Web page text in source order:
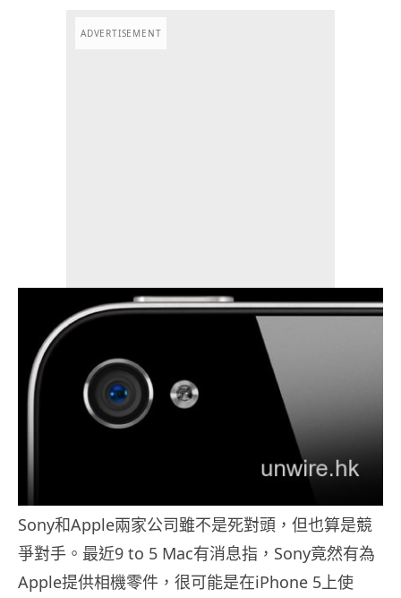
ADVERTISEMENT
Sony和Apple兩家公司雖不是死對頭，但也算是競
爭對手。最近9 to 5 Mac有消息指，Sony竟然有為
Apple提供相機零件，很可能是在iPhone 5上使